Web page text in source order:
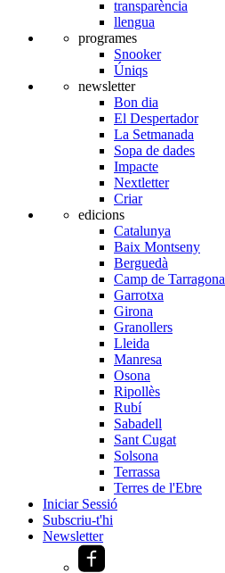
transparència
llengua
programes
Snooker
Úniqs
newsletter
Bon dia
El Despertador
La Setmanada
Sopa de dades
Impacte
Nextletter
Criar
edicions
Catalunya
Baix Montseny
Berguedà
Camp de Tarragona
Garrotxa
Girona
Granollers
Lleida
Manresa
Osona
Ripollès
Rubí
Sabadell
Sant Cugat
Solsona
Terrassa
Terres de l'Ebre
Iniciar Sessió
Subscriu-t'hi
Newsletter